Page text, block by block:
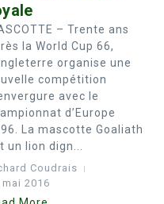
– Trente ans
la World Cup 66,
organise une
compétition
avec le
d’Europe
La mascotte Goaliath
un lion dign...
Coudrais
mai 2016